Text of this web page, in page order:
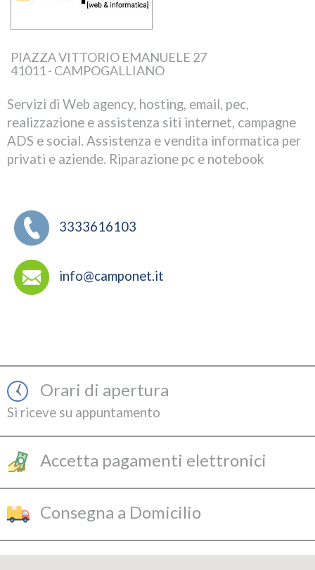
PIAZZA VITTORIO EMANUELE 27
41011 - CAMPOGALLIANO
Servizi di Web agency, hosting, email, pec,
realizzazione e assistenza siti internet, campagne
ADS e social. Assistenza e vendita informatica per
privati e aziende. Riparazione pc e notebook
3333616103
info@camponet.it
Orari di apertura
Si riceve su appuntamento
Accetta pagamenti elettronici
Consegna a Domicilio